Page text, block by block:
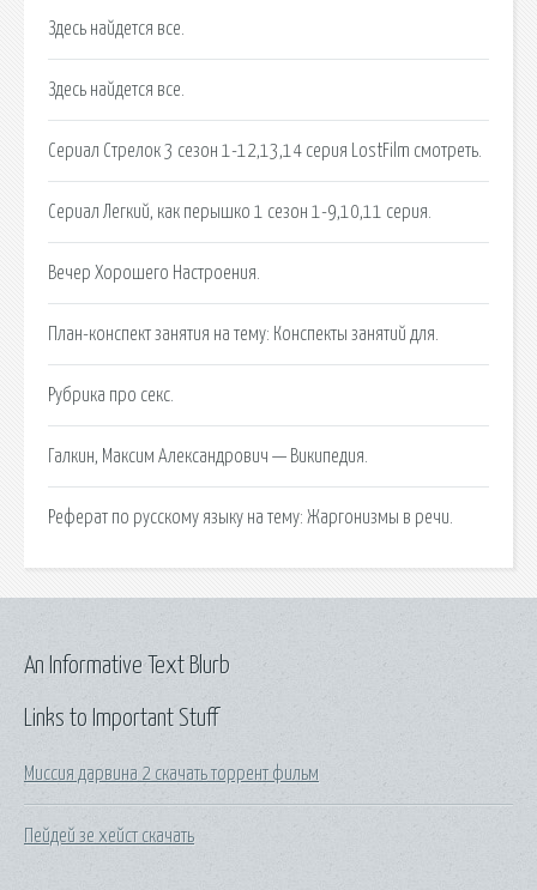
Здесь найдется все.
Здесь найдется все.
Сериал Стрелок 3 сезон 1-12,13,14 серия LostFilm смотреть.
Сериал Легкий, как перышко 1 сезон 1-9,10,11 серия.
Вечер Хорошего Настроения.
План-конспект занятия на тему: Конспекты занятий для.
Рубрика про секс.
Галкин, Максим Александрович — Википедия.
Реферат по русскому языку на тему: Жаргонизмы в речи.
Links to Important Stuff
Миссия дарвина 2 скачать торрент фильм
Пейдей зе хейст скачать
An Informative Text Blurb